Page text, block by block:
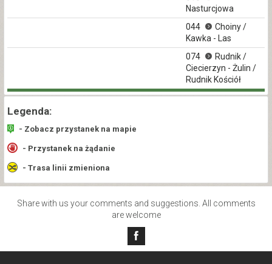
Nasturcjowa
044
Choiny /
Kawka - Las
074
Rudnik /
Ciecierzyn - Żulin /
Rudnik Kościół
Legenda:
- Zobacz przystanek na mapie
- Przystanek na żądanie
- Trasa linii zmieniona
Share with us your comments and suggestions. All comments
are welcome